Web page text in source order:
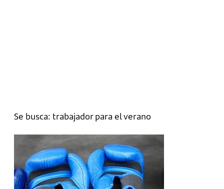
Se busca: trabajador para el verano